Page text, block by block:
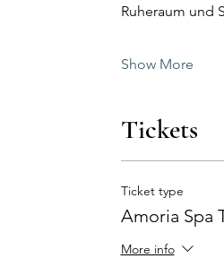
Ruheraum und
Show More
Tickets
Ticket type
Amoria Spa
More info